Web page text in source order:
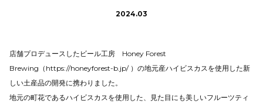
2024.03
店舗プロデュースしたビール工房 Honey Forest
Brewing（https://honeyforest-b.jp/ ）の地元産ハイビスカスを使用した新
しい土産品の開発に携わりました。
地元の町花であるハイビスカスを使用した、見た目にも美しいフルーツティ